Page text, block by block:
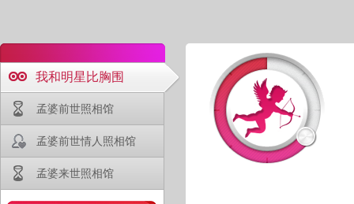
我和明星比胸围
孟婆前世照相馆
孟婆前世情人照相馆
孟婆来世照相馆